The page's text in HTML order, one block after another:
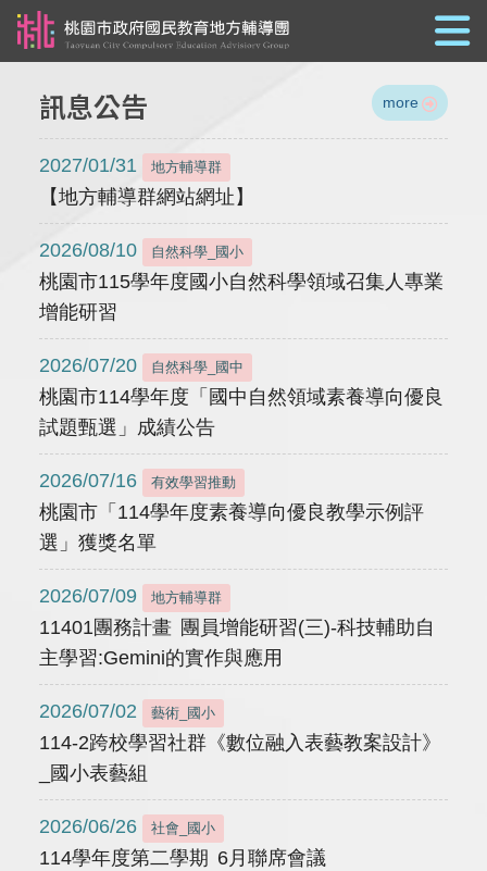
訊息公告 more
2027/01/31 地方輔導群
【地方輔導群網站網址】
2026/08/10 自然科學_國小
桃園市115學年度國小自然科學領域召集人專業
增能研習
2026/07/20 自然科學_國中
桃園市114學年度「國中自然領域素養導向優良
試題甄選」成績公告
2026/07/16 有效學習推動
桃園市「114學年度素養導向優良教學示例評
選」獲獎名單
2026/07/09 地方輔導群
11401團務計畫 團員增能研習(三)-科技輔助自
主學習:Gemini的實作與應用
2026/07/02 藝術_國小
114-2跨校學習社群《數位融入表藝教案設計》
_國小表藝組
2026/06/26 社會_國小
114學年度第二學期 6月聯席會議